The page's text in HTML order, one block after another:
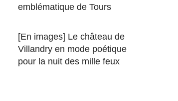
emblématique de Tours
[En images] Le château de
Villandry en mode poétique
pour la nuit des mille feux